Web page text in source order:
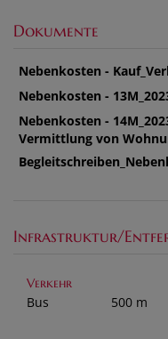
Dokumente
Nebenkosten -
Nebenkosten -
Nebenkosten -
Vermittlung von
Infrastruktur/
Verkehr
Bus 500 m